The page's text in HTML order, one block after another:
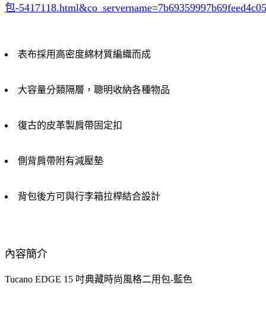
包-
表布採用高密度綿材質編織而成
大容量分類隔層，聰明收納各種物品
復古的皮革製肩帶固定扣
側背肩帶附有減壓墊
背包後方可與行李箱拉桿結合設計
內容簡介
Tucano EDGE 15 吋典藏時尚風格二用包-藍色